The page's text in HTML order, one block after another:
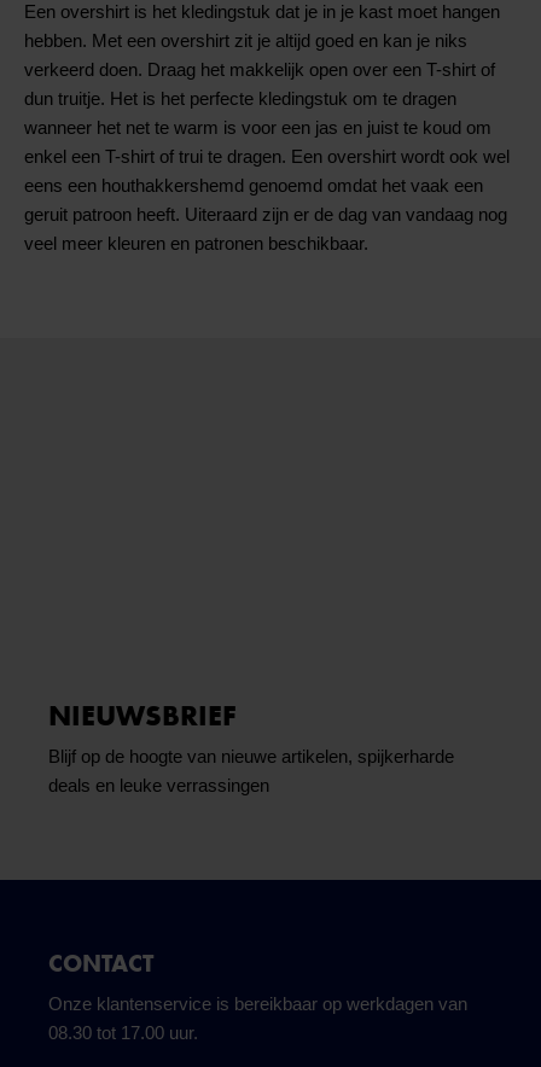
Een overshirt is het kledingstuk dat je in je kast moet hangen
hebben. Met een overshirt zit je altijd goed en kan je niks
verkeerd doen. Draag het makkelijk open over een T-shirt of
dun truitje. Het is het perfecte kledingstuk om te dragen
wanneer het net te warm is voor een jas en juist te koud om
enkel een T-shirt of trui te dragen. Een overshirt wordt ook wel
eens een houthakkershemd genoemd omdat het vaak een
geruit patroon heeft. Uiteraard zijn er de dag van vandaag nog
veel meer kleuren en patronen beschikbaar.
NIEUWSBRIEF
Blijf op de hoogte van nieuwe artikelen, spijkerharde
deals en leuke verrassingen
CONTACT
Onze klantenservice is bereikbaar op werkdagen van
08.30 tot 17.00 uur.